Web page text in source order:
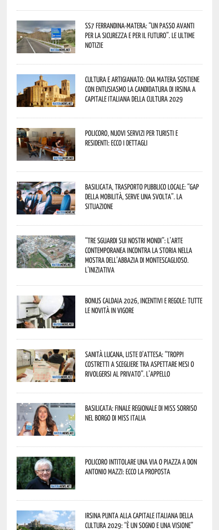
SS7 Ferrandina-Matera: “Un passo avanti
per la sicurezza e per il futuro”. Le ultime
notizie
Cultura e Artigianato: CNA Matera sostiene
con entusiasmo la candidatura di Irsina a
Capitale Italiana della Cultura 2029
Policoro, nuovi servizi per turisti e
residenti: ecco i dettagli
Basilicata, trasporto pubblico locale: “Gap
della mobilità, serve una svolta”. La
situazione
“Tre Sguardi sui Nostri Mondi”: l’arte
contemporanea incontra la storia nella
mostra dell’Abbazia di Montescaglioso.
L’iniziativa
Bonus caldaia 2026, incentivi e regole: tutte
le novità in vigore
Sanità lucana, liste d’attesa: “Troppi
costretti a scegliere tra aspettare mesi o
rivolgersi al privato”. L’appello
Basilicata: finale regionale di Miss Sorriso
nel borgo di Miss Italia
Policoro intitolare una via o piazza a don
Antonio Mazzi: ecco la proposta
Irsina punta alla Capitale italiana della
Cultura 2029: “È un sogno e una visione”